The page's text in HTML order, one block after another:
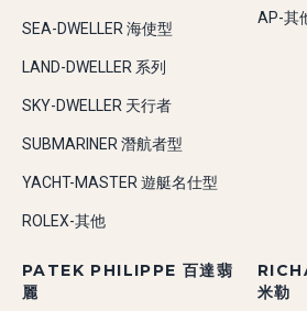
SEA-DWELLER 海使型
LAND-DWELLER 系列
SKY-DWELLER 天行者
SUBMARINER 潛航者型
YACHT-MASTER 遊艇名仕型
ROLEX-其他
AP-其
PATEK PHILIPPE 百達翡
麗
米勒